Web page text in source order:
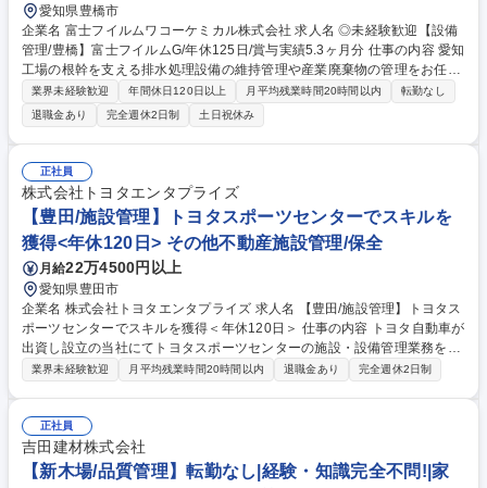
愛知県豊橋市
企業名 富士フイルムワコーケミカル株式会社 求人名 ◎未経験歓迎【設備
管理/豊橋】富士フイルムG/年休125日/賞与実績5.3ヶ月分 仕事の内容 愛知
工場の根幹を支える排水処理設備の維持管理や産業廃棄物の管理をお任せ
します。※デスクワーク3割:現場確認7割のイメージです。愛知工場は非
常に広く、内部を歩いて移動するアクティブな業務が中心です。 【詳細】
■工場排水処理設備の運転・点検管理(計器メーター数値の記録、活性汚泥
の状態確認などの日常点検、水質管理、異常時対応) ■汚水書類をするバク
テリアの管理 ■産業廃棄物の管理・搬出(事業所内で排出される廃棄物の一
時保管、処理業者への引き渡し時の立ち合い、フォークリフトでの搬出操
作) ■環境・廃棄物に関するデータ集計、行政への提出書類作成補助 ■産廃
業者との契約内容確認、管理運用 募集職種 ◎未経験歓迎【設備管理/豊
橋】富士フイルムG/年休125日/賞与実績5.3ヶ月分
業界未経験歓迎 年間休日120日以上 月平均残業時間20時間以内
転勤なし
退職金あり
完全週休2日制 土日祝休み
正社員
株式会社トヨタエンタプライズ
【豊田/施設管理】トヨタスポーツセンターでスキルを
獲得<年休120日> その他不動産施設管理/保全
月給22万4500円以上
愛知県豊田市
企業名 株式会社トヨタエンタプライズ 求人名 【豊田/施設管理】トヨタス
ポーツセンターでスキルを獲得＜年休120日＞ 仕事の内容 トヨタ自動車が
出資し設立の当社にてトヨタスポーツセンターの施設・設備管理業務をお
任せ。同施設は名古屋グランパスの練習場としての機能やトヨタの従業員
どの使用量データの管理・記録 ■トラブル対応… 設備不具合時の緊急1次
対応および報告書作成 ■定期点検… 各種法令に基づく点検業務の管理・遂
行 未経験からでも先輩社員が丁寧にサポートするため安心して業務遂行が
可能です！まずはご応募ください！ 募集職種 【豊田/施設管理】トヨタス
業界未経験歓迎 月平均残業時間20時間以内 退職金あり 完全週休2日制
正社員
吉田建材株式会社
【新木場/品質管理】転勤なし|経験・知識完全不問!|家